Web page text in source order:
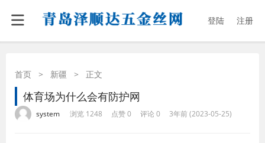
登陆 注册
首页 > 新疆 > 正文
体育场为什么会有防护网
system 浏览 1248 点赞 0 评论 0 3年前 (2023-05-25)